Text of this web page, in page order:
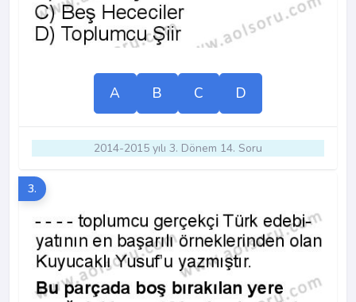
A B C D
2014-2015 yılı 3. Dönem 14. Soru
3.